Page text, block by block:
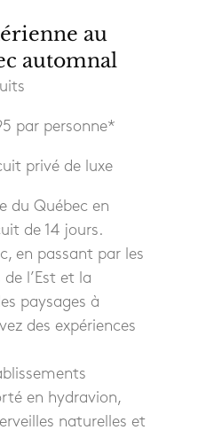
au
automnal
par personne*
privé de luxe
du Québec en
de 14 jours.
en passant par les
l’Est et la
paysages à
des expériences
en hydravion,
naturelles et